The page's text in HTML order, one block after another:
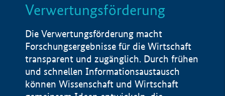
Verwertungsförderung
Die Verwertungsförderung macht
Forschungsergebnisse für die Wirtschaft
transparent und zugänglich. Durch frühen
und schnellen Informationsaustausch
können Wissenschaft und Wirtschaft